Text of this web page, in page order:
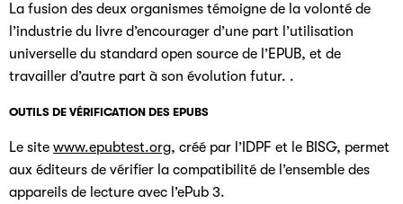
La fusion des deux organismes témoigne de la volonté de
l’industrie du livre d’encourager d’une part l’utilisation
universelle du standard open source de l’EPUB, et de
travailler d’autre part à son évolution futur. .
OUTILS DE VÉRIFICATION DES EPUBS
Le site www.epubtest.org, créé par l’IDPF et le BISG, permet
aux éditeurs de vérifier la compatibilité de l’ensemble des
appareils de lecture avec l’ePub 3.